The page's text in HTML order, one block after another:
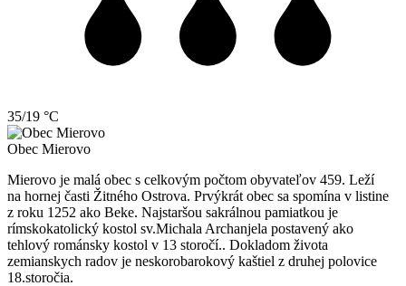
35/19 °C
Obec Mierovo
Mierovo je malá obec s celkovým počtom obyvateľov 459. Leží
na hornej časti Žitného Ostrova. Prvýkrát obec sa spomína v listine
z roku 1252 ako Beke. Najstaršou sakrálnou pamiatkou je
rímskokatolický kostol sv.Michala Archanjela postavený ako
tehlový románsky kostol v 13 storočí.. Dokladom života
zemianskych radov je neskorobarokový kaštiel z druhej polovice
18.storočia.